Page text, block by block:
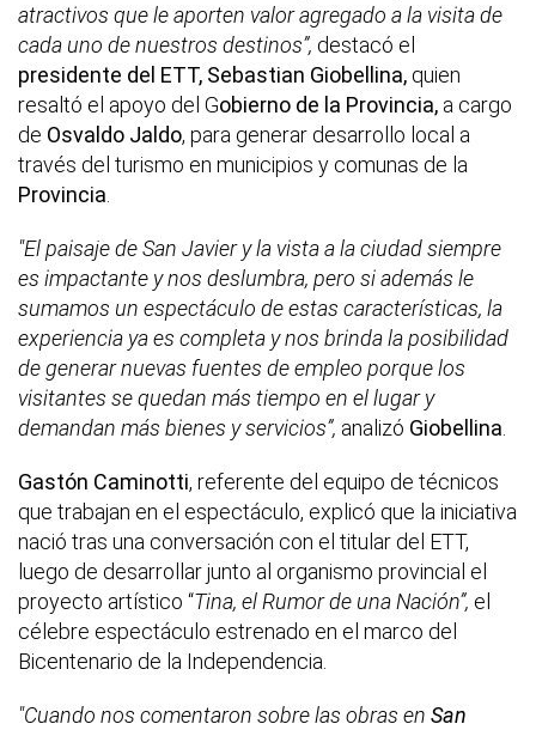
atractivos que le aporten valor agregado a la visita de
cada uno de nuestros destinos”, destacó el
presidente del ETT, Sebastian Giobellina, quien
resaltó el apoyo del Gobierno de la Provincia, a cargo
de Osvaldo Jaldo, para generar desarrollo local a
través del turismo en municipios y comunas de la
Provincia.
"El paisaje de San Javier y la vista a la ciudad siempre
es impactante y nos deslumbra, pero si además le
sumamos un espectáculo de estas características, la
experiencia ya es completa y nos brinda la posibilidad
de generar nuevas fuentes de empleo porque los
visitantes se quedan más tiempo en el lugar y
demandan más bienes y servicios”, analizó Giobellina.
Gastón Caminotti, referente del equipo de técnicos
que trabajan en el espectáculo, explicó que la iniciativa
nació tras una conversación con el titular del ETT,
luego de desarrollar junto al organismo provincial el
proyecto artístico “Tina, el Rumor de una Nación”, el
célebre espectáculo estrenado en el marco del
Bicentenario de la Independencia.
"Cuando nos comentaron sobre las obras en San